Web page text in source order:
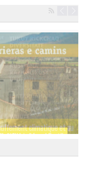
climatique et au
SIGNA – Gérard Tautil